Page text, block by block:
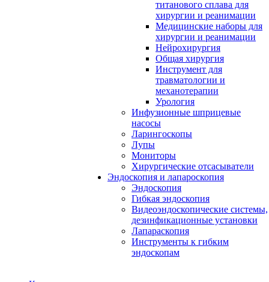
титанового сплава для
хирургии и реанимации
Медицинские наборы для
хирургии и реанимации
Нейрохирургия
Общая хирургия
Инструмент для
травматологии и
механотерапии
Урология
Инфузионные шприцевые
насосы
Ларингоскопы
Лупы
Мониторы
Хирургические отсасыватели
Эндоскопия и лапароскопия
Эндоскопия
Гибкая эндоскопия
Видеоэндоскопические системы,
дезинфикационные установки
Лапараскопия
Инструменты к гибким
эндоскопам